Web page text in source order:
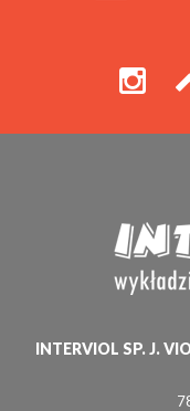
INTERVIOL SP. J.